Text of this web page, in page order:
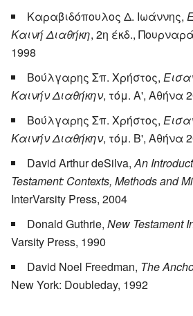
Καραβιδόπουλος Δ. Ιωάννης,
Καινή Διαθήκη, 2η έκδ.,
1998
Βούλγαρης Σπ. Χρήστος,
Καινήν Διαθήκην, τόμ. Α', Αθήνα
Βούλγαρης Σπ. Χρήστος,
Καινήν Διαθήκην, τόμ. Β', Αθήνα
David Arthur deSilva, An
Testament: Contexts, Methods and
InterVarsity Press, 2004
Donald Guthrie, New Testament
Varsity Press, 1990
David Noel Freedman, The
New York: Doubleday, 1992